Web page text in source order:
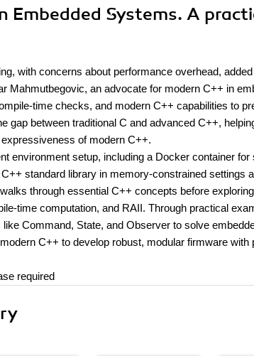
Embedded Systems. A
with concerns about performance overhead,
Mahmutbegovic, an advocate for modern C++ in
time checks, and modern C++ capabilities to
gap between traditional C and advanced C++,
of modern C++.
environment setup, including a Docker container
standard library in memory-constrained settings
through essential C++ concepts before
time computation, and RAII. Through practical
Command, State, and Observer to solve
C++ to develop robust, modular firmware
required